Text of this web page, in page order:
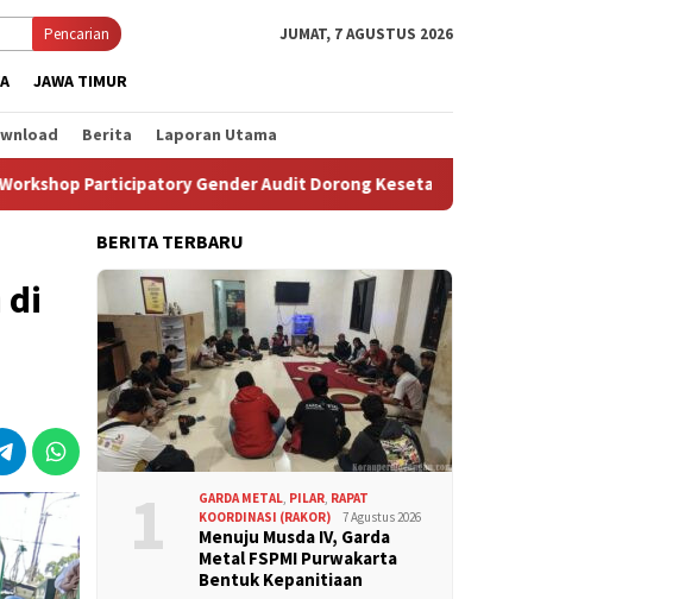
Pencarian JUMAT, 7 AGUSTUS 2026
JAWA TIMUR
Berita Laporan Utama
Gender Audit Dorong Kesetaraan dan Lingkungan Kerja Inklusif
di
BERITA TERBARU
1 GARDA METAL PILAR RAPAT
KOORDINASI (RAKOR)
7 Agustus 2026
Menuju Musda IV, Garda
Metal FSPMI Purwakarta
Bentuk Kepanitiaan